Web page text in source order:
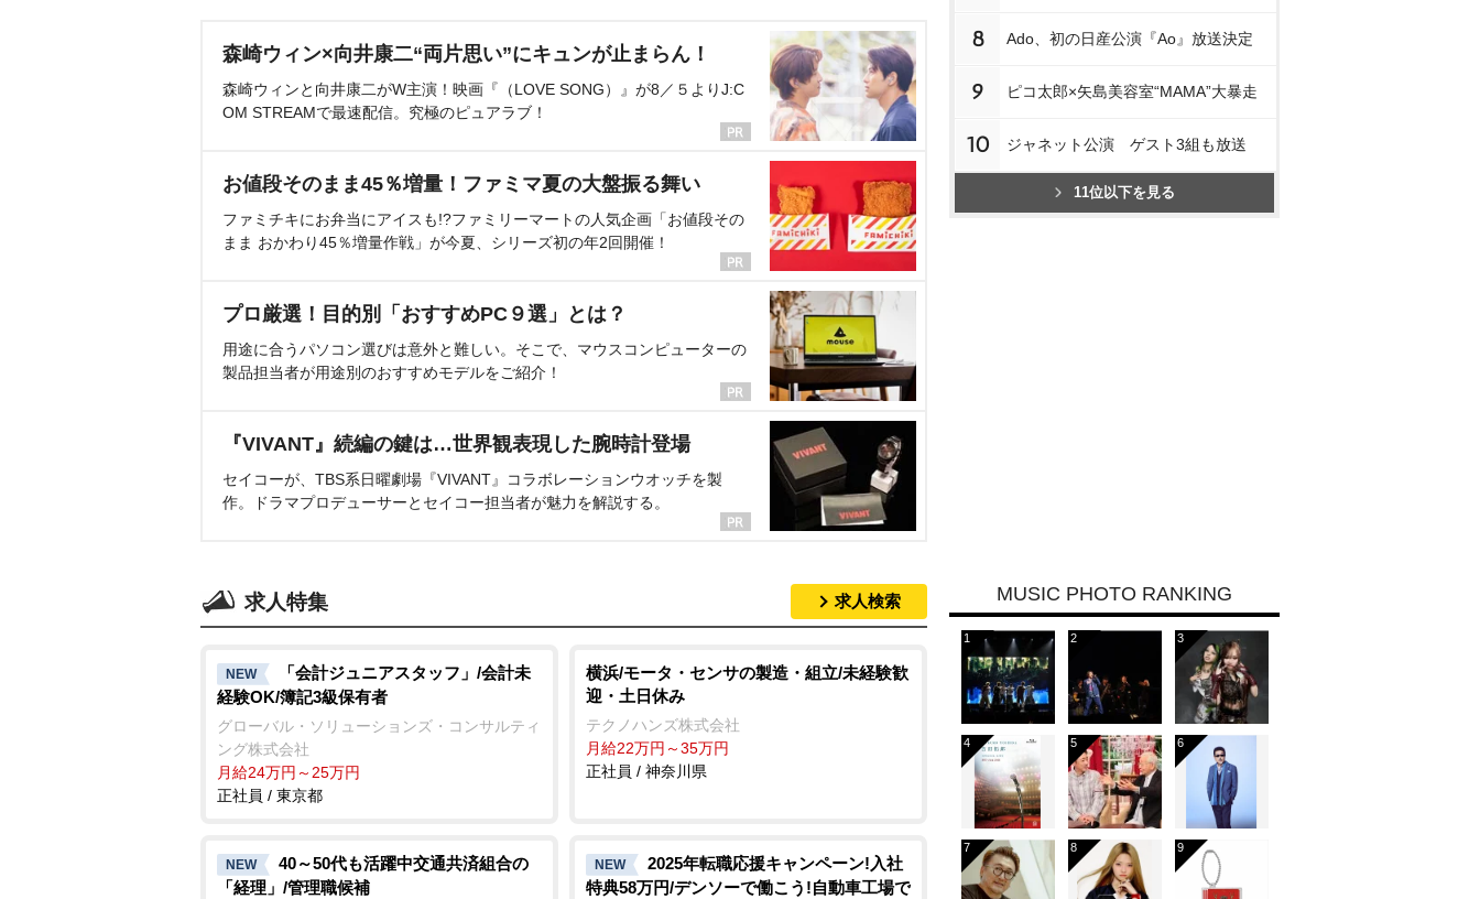
森崎ウィン×向井康二“両片思い”にキュンが止まらん！
森崎ウィンと向井康二がW主演！映画『（LOVE SONG）』が8／５よりJ:C
OM STREAMで最速配信。究極のピュアラブ！
お値段そのまま45％増量！ファミマ夏の大盤振る舞い
ファミチキにお弁当にアイスも!?ファミリーマートの人気企画「お値段その
まま おかわり45％増量作戦」が今夏、シリーズ初の年2回開催！
プロ厳選！目的別「おすすめPC９選」とは？
用途に合うパソコン選びは意外と難しい。そこで、マウスコンピューターの
製品担当者が用途別のおすすめモデルをご紹介！
『VIVANT』続編の鍵は…世界観表現した腕時計登場
セイコーが、TBS系日曜劇場『VIVANT』コラボレーションウオッチを製
作。ドラマプロデューサーとセイコー担当者が魅力を解説する。
求人特集 求人検索
NEW
「会計ジュニアスタッフ」/会計未
経験OK/簿記3級保有者
グローバル・ソリューションズ・コンサルティ
ング株式会社
月給24万円～25万円
正社員 / 東京都
横浜/モータ・センサの製造・組立/未経験歓
迎・土日休み
テクノハンズ株式会社
月給22万円～35万円
正社員 / 神奈川県
NEW
40～50代も活躍中交通共済組合の
「経理」/管理職候補
NEW
2025年転職応援キャンペーン!入社
特典58万円/デンソーで働こう!自動車工場で
8 Ado、初の日産公演『Ao』放送決定
9 ピコ太郎×矢島美容室“MAMA”大暴走
10 ジャネット公演 ゲスト3組も放送
11位以下を見る
MUSIC PHOTO RANKING